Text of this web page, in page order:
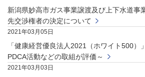
新潟県妙高市ガス事業譲渡及び上下水道事
先交渉権者の決定について
2021年03月05日
「健康経営優良法人2021（ホワイト500）
PDCA活動などの取組が評価～
2021年03月03日